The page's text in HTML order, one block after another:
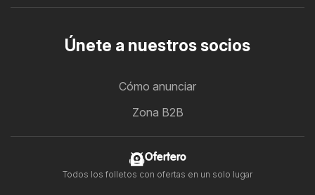
Únete a nuestros socios
Cómo anunciar
Zona B2B
Ofertero
Todos los folletos con ofertas en un solo lugar